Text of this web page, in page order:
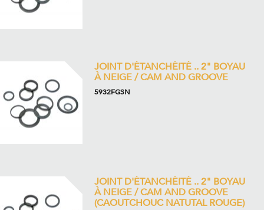
JOINT D'ÉTANCHÉITÉ .. 2" BOYAU
À NEIGE / CAM AND GROOVE
5932FGSN
JOINT D'ÉTANCHÉITÉ .. 2" BOYAU
À NEIGE / CAM AND GROOVE
(CAOUTCHOUC NATUTAL ROUGE)